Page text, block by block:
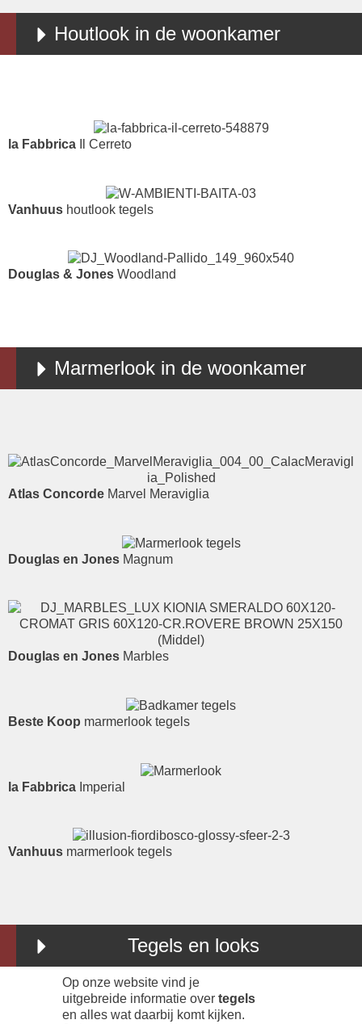
Houtlook in de woonkamer
la Fabbrica Il Cerreto
Vanhuus houtlook tegels
Douglas & Jones Woodland
Marmerlook in de woonkamer
Atlas Concorde Marvel Meraviglia
Douglas en Jones Magnum
Douglas en Jones Marbles
Beste Koop marmerlook tegels
la Fabbrica Imperial
Vanhuus marmerlook tegels
Tegels en looks
Op onze website vind je
uitgebreide informatie over tegels
en alles wat daarbij komt kijken.